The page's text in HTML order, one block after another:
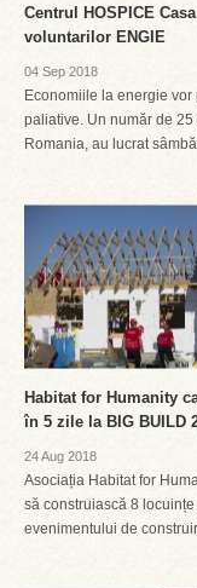
Centrul HOSPICE
voluntarilor ENGIE
04 Sep 2018
Economiile la energie
paliative. Un număr de
Romania, au lucrat
Habitat for Humanity
în 5 zile la BIG BUILD
24 Aug 2018
Asociația Habitat for
să construiască 8
evenimentului de